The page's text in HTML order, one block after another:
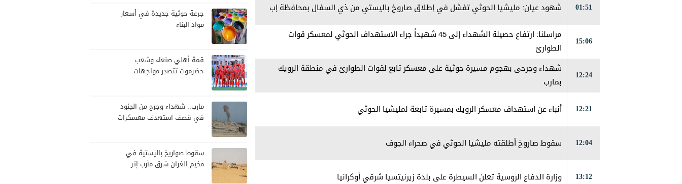
01:51 شهود عيان: ‏مليشيا الحوثي تفشل في إطلاق صاروخ باليستي من ذي السفال بمحافظة إب
15:06
مراسلنا: ارتفاع حصيلة الشهداء إلى 45 شهيداً جراء الاستهداف الحوثي لمعسكر قوات
الطوارئ
12:24
شهداء وجرحى بهجوم مسيرة حوثية على معسكر تابع لقوات الطوارئ في منطقة الرويك
بمارب
12:21 أنباء عن استهداف معسكر الرويك بمسيرة تابعة لمليشيا الحوثي
12:04 سقوط صاروخ أطلقته مليشيا الحوثي في صحراء الجوف
13:12 وزارة الدفاع الروسية تعلن السيطرة على بلدة زيرنيتسيا شرقي أوكرانيا
جرعة حوثية جديدة في أسعار
مواد البناء
قمة أهلي صنعاء وشعب
حضرموت تتصدر مواجهات
مارب.. شهداء وجرح من الجنود
في قصف استهدف معسكرات
سقوط صواريخ باليستية في
مخيم الغران شرق مأرب إثر